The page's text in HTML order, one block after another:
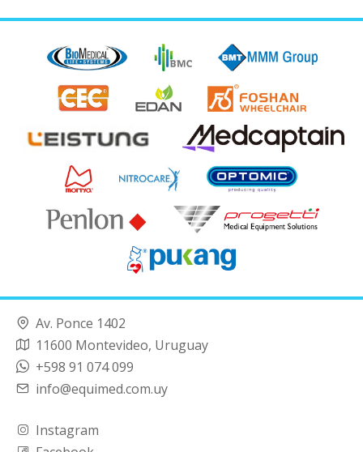
Av. Ponce 1402
11600 Montevideo, Uruguay
+598 91 074 099
info@equimed.com.uy
Instagram